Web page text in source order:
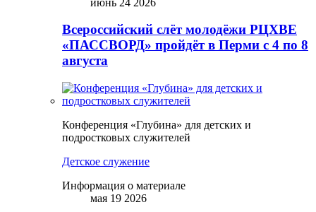
Всероссийский слёт молодёжи РЦХВЕ
«ПАССВОРД» пройдёт в Перми с 4 по 8
августа
Конференция «Глубина» для детских и
подростковых служителей
Детское служение
Информация о материале
мая 19 2026